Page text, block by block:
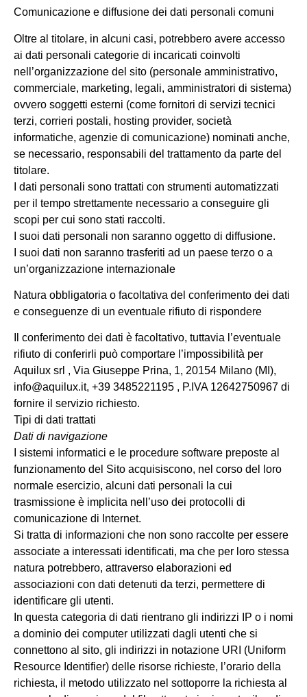
Comunicazione e diffusione dei dati personali comuni
Oltre al titolare, in alcuni casi, potrebbero avere accesso
ai dati personali categorie di incaricati coinvolti
nell’organizzazione del sito (personale amministrativo,
commerciale, marketing, legali, amministratori di sistema)
ovvero soggetti esterni (come fornitori di servizi tecnici
terzi, corrieri postali, hosting provider, società
informatiche, agenzie di comunicazione) nominati anche,
se necessario, responsabili del trattamento da parte del
titolare.
I dati personali sono trattati con strumenti automatizzati
per il tempo strettamente necessario a conseguire gli
scopi per cui sono stati raccolti.
I suoi dati personali non saranno oggetto di diffusione.
I suoi dati non saranno trasferiti ad un paese terzo o a
un’organizzazione internazionale
Natura obbligatoria o facoltativa del conferimento dei dati
e conseguenze di un eventuale rifiuto di rispondere
Il conferimento dei dati è facoltativo, tuttavia l’eventuale
rifiuto di conferirli può comportare l’impossibilità per
Aquilux srl , Via Giuseppe Prina, 1, 20154 Milano (MI),
info@aquilux.it, +39 3485221195 , P.IVA 12642750967 di
fornire il servizio richiesto.
Tipi di dati trattati
Dati di navigazione
I sistemi informatici e le procedure software preposte al
funzionamento del Sito acquisiscono, nel corso del loro
normale esercizio, alcuni dati personali la cui
trasmissione è implicita nell’uso dei protocolli di
comunicazione di Internet.
Si tratta di informazioni che non sono raccolte per essere
associate a interessati identificati, ma che per loro stessa
natura potrebbero, attraverso elaborazioni ed
associazioni con dati detenuti da terzi, permettere di
identificare gli utenti.
In questa categoria di dati rientrano gli indirizzi IP o i nomi
a dominio dei computer utilizzati dagli utenti che si
connettono al sito, gli indirizzi in notazione URI (Uniform
Resource Identifier) delle risorse richieste, l’orario della
richiesta, il metodo utilizzato nel sottoporre la richiesta al